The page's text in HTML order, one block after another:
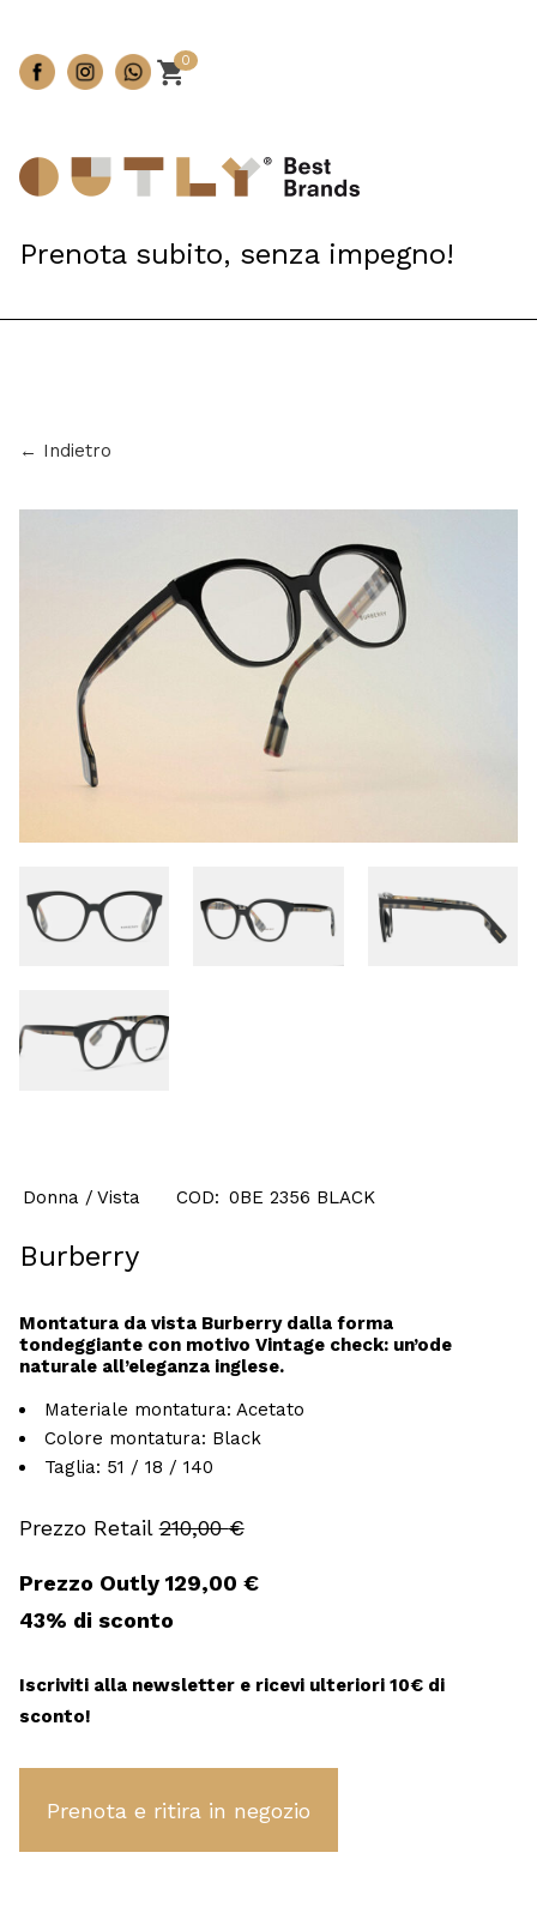
0
Prenota subito, senza impegno!
← Indietro
COD: 0BE 2356 BLACK
Donna Vista
Burberry
Montatura da vista Burberry dalla forma
tondeggiante con motivo Vintage check: un’ode
naturale all’eleganza inglese.
Materiale montatura: Acetato
Colore montatura: Black
Taglia: 51 / 18 / 140
210,00€
Il
prezzo
originale
era:
210,00 €.
129,00 €Il
prezzo
43% di sconto
Iscriviti alla newsletter e ricevi ulteriori 10€ di
sconto!